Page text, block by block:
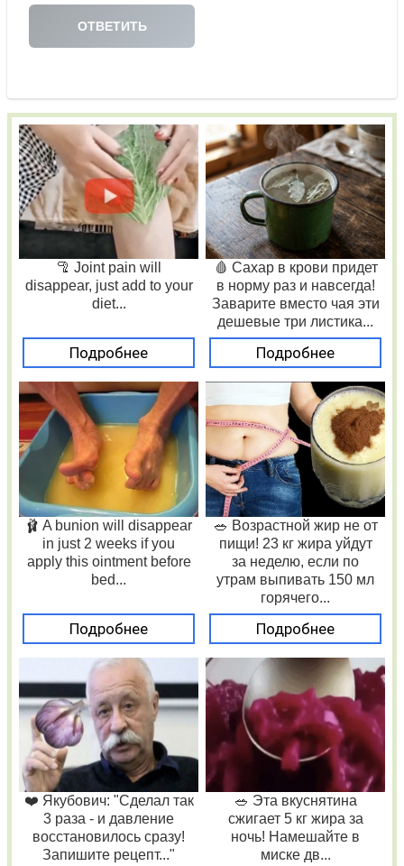
🦿 Joint pain will
disappear, just add to your
diet...
Подробнее
🩸 Сахар в крови придет
в норму раз и навсегда!
Заварите вместо чая эти
дешевые три листика...
Подробнее
🩰 A bunion will disappear
in just 2 weeks if you
apply this ointment before
bed...
Подробнее
🥗 Возрастной жир не от
пищи! 23 кг жира уйдут
за неделю, если по
утрам выпивать 150 мл
горячего...
Подробнее
❤️ Якубович: "Сделал так
3 раза - и давление
восстановилось сразу!
Запишите рецепт..."
🥗 Эта вкуснятина
сжигает 5 кг жира за
ночь! Намешайте в
миске дв...